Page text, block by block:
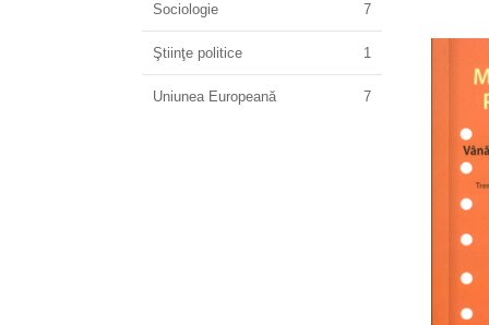
Sociologie 7
Ştiinţe politice 1
Uniunea Europeană 7